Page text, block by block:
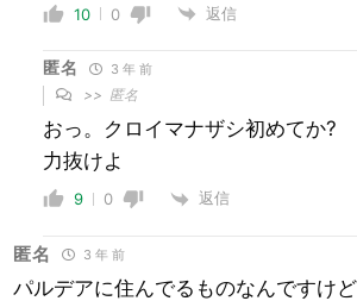
10 0 返信
匿名 3 年 前
>> 匿名
おっ。クロイマナザシ初めてか?
力抜けよ
9 0 返信
匿名 3 年 前
パルデアに住んでるものなんですけ